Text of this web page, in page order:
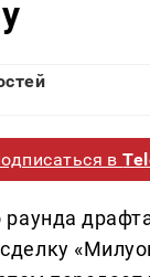
в
раунда